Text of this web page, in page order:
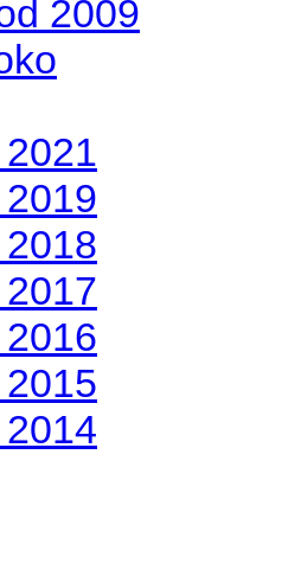
2009